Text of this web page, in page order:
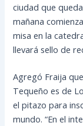
ciudad que
mañana
misa en la
llevará sello de
Agregó Fraija
Tequeño es de
el pitazo para
mundo. “En el